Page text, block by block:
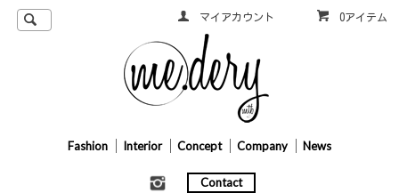
0アイテム
マイアカウント
Fashion Interior Concept Company News
Contact